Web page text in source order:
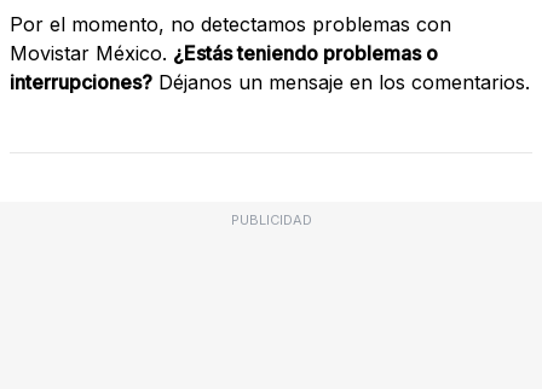
Por el momento, no detectamos problemas con
Movistar México. ¿Estás teniendo problemas o
interrupciones? Déjanos un mensaje en los comentarios.
PUBLICIDAD